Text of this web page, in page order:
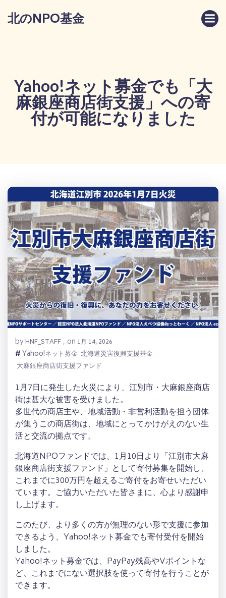
ス
キ
ッ
プ
北のNPO基金
Yahoo!ネット募金でも「大
麻銀座商店街支援」への寄
付が可能になりました
byHNF_STAFF , on 1月 14, 2026
#Yahoo!ネット募金 北海道災害復興支援基金
大麻銀座商店街支援ファンド
1月7日に発生した火災により、江別市・大麻銀座商店
街は甚大な被害を受けました。
多世代の商店主や、地域活動・非営利活動を担う団体
が集うこの商店街は、地域にとってかけがえのない生
活と交流の拠点です。
北海道NPOファンドでは、1月10日より「江別市大麻
銀座商店街支援ファンド」として寄付募集を開始し、
これまでに300万円を超えるご寄付をお寄せいただい
ています。ご協力いただいた皆さまに、心より感謝申
し上げます。
このたび、より多くの方が無理のない形で支援に参加
できるよう、Yahoo!ネット募金でも寄付受付を開始
しました。
Yahoo!ネット募金では、PayPay残高やVポイントな
ど、これまでにない選択肢を使って寄付を行うことが
できます。